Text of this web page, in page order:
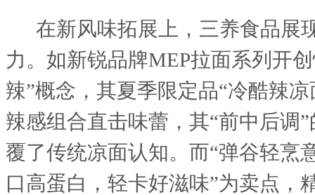
在新风味拓展上，三养食品展
力。如新锐品牌MEP拉面系列开
辣”概念，其夏季限定品“冷酷辣
辣感组合直击味蕾，其“前中后调
覆了传统凉面认知。而“弹谷轻烹
口高蛋白，轻卡好滋味”为卖点，